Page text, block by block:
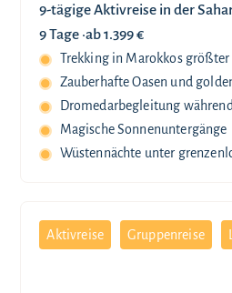
9-tägige Aktivreise in der
9 Tage ·ab 1.399 €
Trekking in Marokkos größter
Zauberhafte Oasen und
Dromedarbegleitung
Magische Sonnenuntergänge
Wüstennächte unter
Aktivreise Gruppenreise